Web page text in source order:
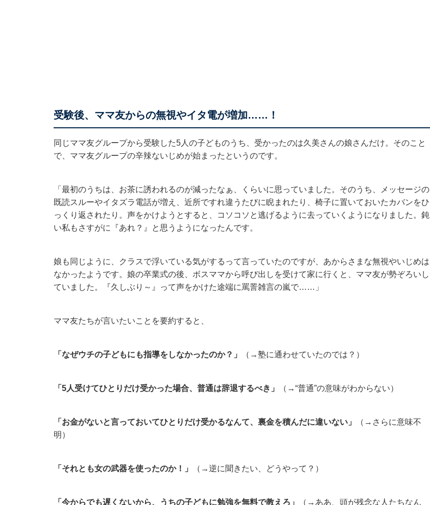
受験後、ママ友からの無視やイタ電が増加……！
同じママ友グループから受験した5人の子どものうち、受かったのは久美さんの娘さんだけ。そのこと
で、ママ友グループの辛辣ないじめが始まったというのです。
「最初のうちは、お茶に誘われるのが減ったなぁ、くらいに思っていました。そのうち、メッセージの
既読スルーやイタズラ電話が増え、近所ですれ違うたびに睨まれたり、椅子に置いておいたカバンをひ
っくり返されたり。声をかけようとすると、コソコソと逃げるように去っていくようになりました。鈍
い私もさすがに『あれ？』と思うようになったんです。
娘も同じように、クラスで浮いている気がするって言っていたのですが、あからさまな無視やいじめは
なかったようです。娘の卒業式の後、ボスママから呼び出しを受けて家に行くと、ママ友が勢ぞろいし
ていました。『久しぶり～』って声をかけた途端に罵詈雑言の嵐で……」
ママ友たちが言いたいことを要約すると、
「なぜウチの子どもにも指導をしなかったのか？」 （→塾に通わせていたのでは？）
「5人受けてひとりだけ受かった場合、普通は辞退するべき」 （→“普通”の意味がわからない）
「お金がないと言っておいてひとりだけ受かるなんて、裏金を積んだに違いない」
（→さらに意味不
明）
「それとも女の武器を使ったのか！」 （→逆に聞きたい、どうやって？）
「今からでも遅くないから、うちの子どもに勉強を無料で教えろ」 （→ああ、頭が残念な人たちなん